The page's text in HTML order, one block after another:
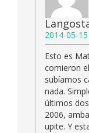
2014-05-
Esto es
comieron
subíamos
nada.
últimos
2006,
upite. Y